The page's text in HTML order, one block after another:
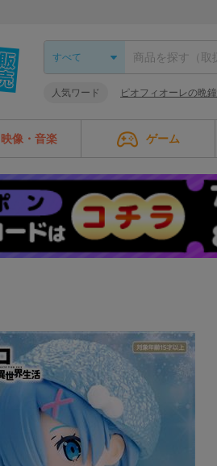
人気ワード ピオフィオーレの晩鐘
映像・音楽 ゲーム